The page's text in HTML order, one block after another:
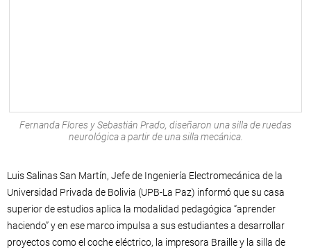
Fernanda Flores y Sebastián Prado, diseñaron una silla de ruedas
neurológica a partir de una silla mecánica.
Luis Salinas San Martín, Jefe de Ingeniería Electromecánica de la
Universidad Privada de Bolivia (UPB-La Paz) informó que su casa
superior de estudios aplica la modalidad pedagógica “aprender
haciendo” y en ese marco impulsa a sus estudiantes a desarrollar
proyectos como el coche eléctrico, la impresora Braille y la silla de